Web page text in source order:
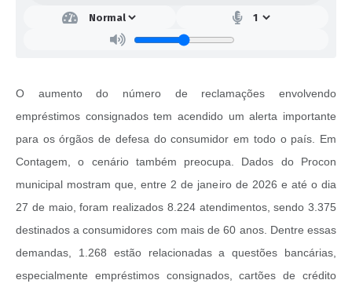
O aumento do número de reclamações envolvendo
empréstimos consignados tem acendido um alerta importante
para os órgãos de defesa do consumidor em todo o país. Em
Contagem, o cenário também preocupa. Dados do Procon
municipal mostram que, entre 2 de janeiro de 2026 e até o dia
27 de maio, foram realizados 8.224 atendimentos, sendo 3.375
destinados a consumidores com mais de 60 anos. Dentre essas
demandas, 1.268 estão relacionadas a questões bancárias,
especialmente empréstimos consignados, cartões de crédito